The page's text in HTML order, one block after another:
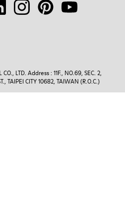
LTD. Address : 11F., NO.69, SEC. 2,
TAIPEI CITY 10682, TAIWAN (R.O.C.)